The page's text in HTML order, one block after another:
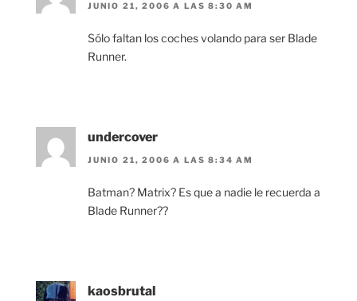
JUNIO 21, 2006 A LAS 8:30 AM
Sólo faltan los coches volando para ser Blade
Runner.
undercover
JUNIO 21, 2006 A LAS 8:34 AM
Batman? Matrix? Es que a nadie le recuerda a
Blade Runner??
kaosbrutal